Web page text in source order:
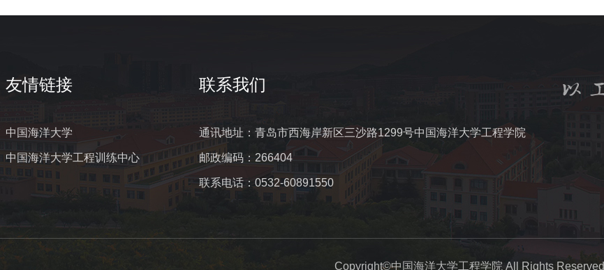
友情链接
中国海洋大学
中国海洋大学工程训练中心
联系我们
通讯地址：青岛市西海岸新区三沙路1299号中国海洋大学工程学院
邮政编码：266404
联系电话：0532-60891550
Copyright©中国海洋大学工程学院 All Rights Reserved